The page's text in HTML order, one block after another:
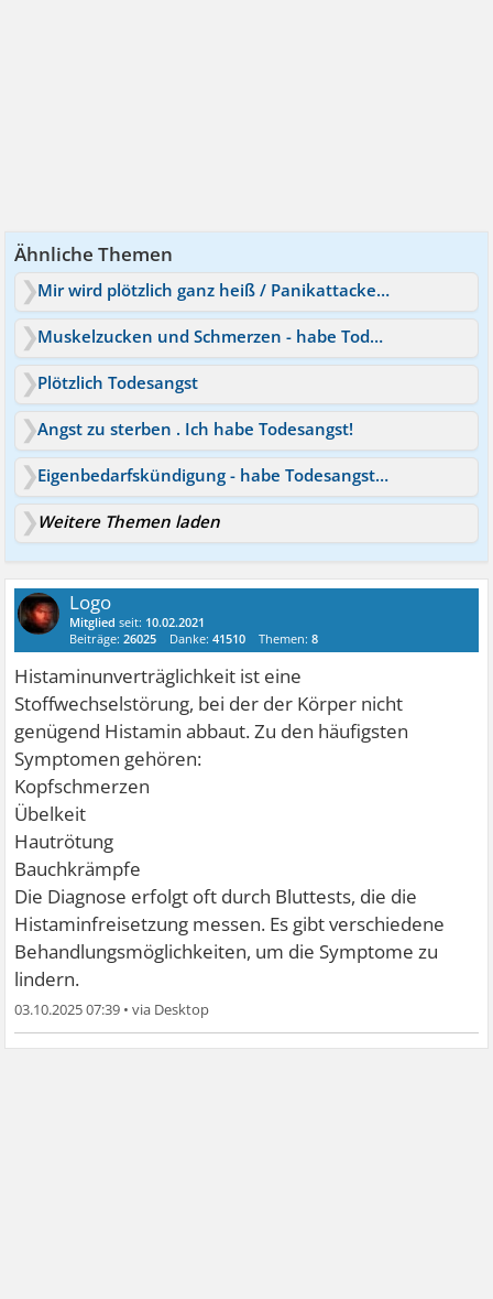
Ähnliche Themen
Mir wird plötzlich ganz heiß / Panikattacken?
Muskelzucken und Schmerzen - habe Todesangst
Plötzlich Todesangst
Angst zu sterben . Ich habe Todesangst!
Eigenbedarfskündigung - habe Todesangst wegen posttraum. Störung
Weitere Themen laden
Logo
Mitglied seit: 10.02.2021
Beiträge:26025 Danke:41510 Themen:8
Histaminunverträglichkeit ist eine
Stoffwechselstörung, bei der der Körper nicht
genügend Histamin abbaut. Zu den häufigsten
Symptomen gehören:
Kopfschmerzen
Übelkeit
Hautrötung
Bauchkrämpfe
Die Diagnose erfolgt oft durch Bluttests, die die
Histaminfreisetzung messen. Es gibt verschiedene
Behandlungsmöglichkeiten, um die Symptome zu
lindern.
03.10.2025 07:39 •